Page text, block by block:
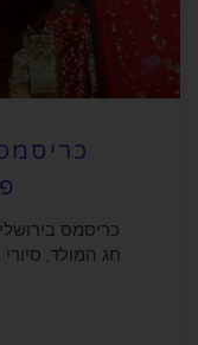
חג המולד, סיורי